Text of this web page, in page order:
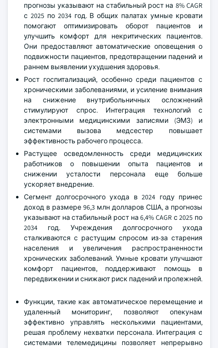
прогнозы указывают на стабильный рост на 8% CAGR
с 2025 по 2034 год. В общих палатах умные кровати
помогают оптимизировать оборот пациентов и
улучшить комфорт для некритических пациентов.
Они предоставляют автоматические оповещения о
подвижности пациентов, предотвращении падений и
раннем выявлении ухудшения здоровья.
Рост госпитализаций, особенно среди пациентов с
хроническими заболеваниями, и усиление внимания
на снижение внутрибольничных осложнений
стимулируют спрос. Интеграция технологий с
электронными медицинскими записями (ЭМЗ) и
системами вызова медсестер повышает
эффективность рабочего процесса.
Растущее осведомленность среди медицинских
работников о повышении опыта пациентов и
снижении усталости персонала еще больше
ускоряет внедрение.
Сегмент долгосрочного ухода в 2024 году принес
доход в размере 96,3 млн долларов США, а прогнозы
указывают на стабильный рост на 6,4% CAGR с 2025 по
2034 год. Учреждения долгосрочного ухода
сталкиваются с растущим спросом из-за старения
населения и увеличения распространенности
хронических заболеваний. Умные кровати улучшают
комфорт пациентов, поддерживают помощь в
передвижении и снижают риск падений и пролежней.
Функции, такие как автоматическое перемещение и
удаленный мониторинг, позволяют опекунам
эффективно управлять несколькими пациентами,
решая проблему нехватки персонала. Интеграция с
системами телемедицины позволяет непрерывно